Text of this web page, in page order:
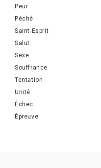
Peur
Péché
Saint-Esprit
Salut
Sexe
Souffrance
Tentation
Unité
Échec
Épreuve